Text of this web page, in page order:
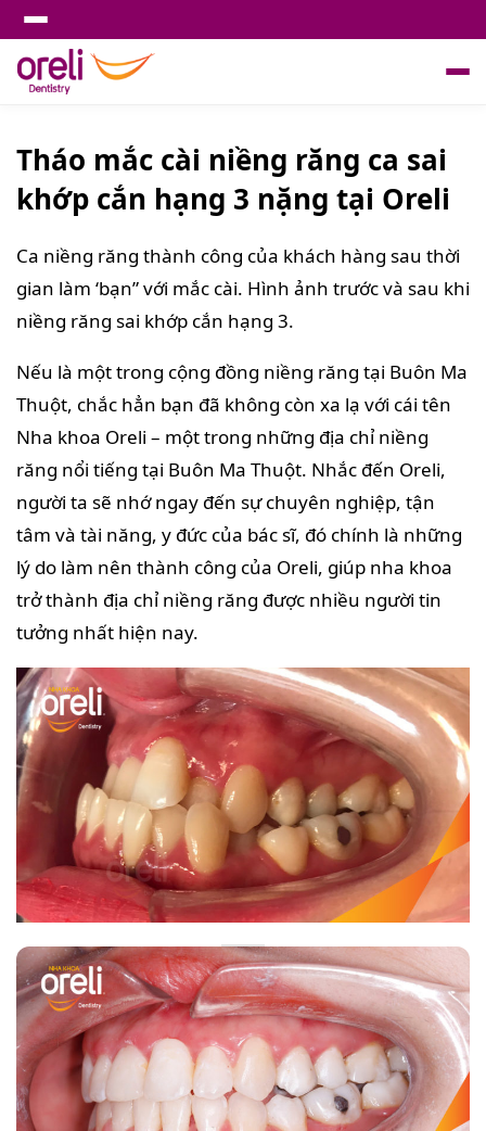
Tháo mắc cài niềng răng ca sai
khớp cắn hạng 3 nặng tại Oreli
Ca niềng răng thành công của khách hàng sau thời
gian làm ‘bạn” với mắc cài. Hình ảnh trước và sau khi
niềng răng sai khớp cắn hạng 3.
Nếu là một trong cộng đồng niềng răng tại Buôn Ma
Thuột, chắc hẳn bạn đã không còn xa lạ với cái tên
Nha khoa Oreli – một trong những địa chỉ niềng
răng nổi tiếng tại Buôn Ma Thuột. Nhắc đến Oreli,
người ta sẽ nhớ ngay đến sự chuyên nghiệp, tận
tâm và tài năng, y đức của bác sĩ, đó chính là những
lý do làm nên thành công của Oreli, giúp nha khoa
trở thành địa chỉ niềng răng được nhiều người tin
tưởng nhất hiện nay.